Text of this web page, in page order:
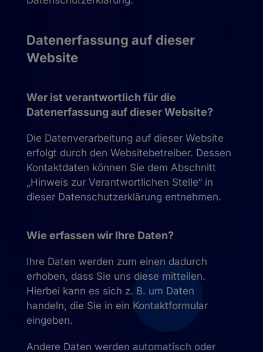
Datenerfassung auf dieser
Website
Wer ist verantwortlich für die
Datenerfassung auf dieser Website?
Die Datenverarbeitung auf dieser Website
erfolgt durch den Websitebetreiber. Dessen
Kontaktdaten können Sie dem Abschnitt
„Hinweis zur Verantwortlichen Stelle“ in
dieser Datenschutzerklärung entnehmen.
Wie erfassen wir Ihre Daten?
Ihre Daten werden zum einen dadurch
erhoben, dass Sie uns diese mitteilen.
Hierbei kann es sich z. B. um Daten
handeln, die Sie in ein Kontaktformular
eingeben.
Andere Daten werden automatisch oder